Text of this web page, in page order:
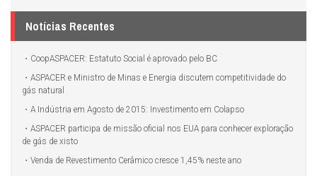
Notícias Recentes
CoopASPACER: Estatuto Social é aprovado pelo BC
ASPACER e Ministro de Minas e Energia discutem competitividade do
gás natural
A Indústria em Agosto de 2015: Investimento em Colapso
ASPACER participa de missão oficial nos EUA para conhecer exploração
de gás de xisto
Venda de Revestimento Cerâmico cresce 1,45% neste ano